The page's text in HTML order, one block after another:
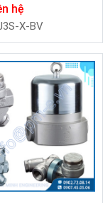
hệ
X-BV